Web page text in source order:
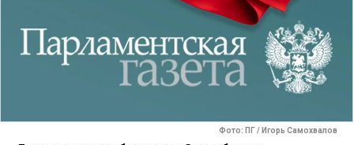
Фото: ПГ / Игорь Самохвалов